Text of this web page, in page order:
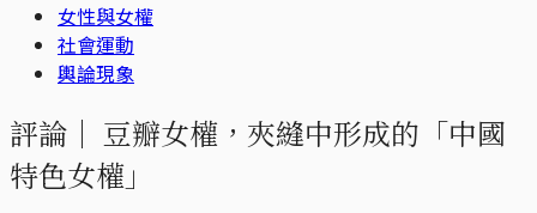
女性與女權
社會運動
輿論現象
評論｜ 豆瓣女權，夾縫中形成的「中國
特色女權」